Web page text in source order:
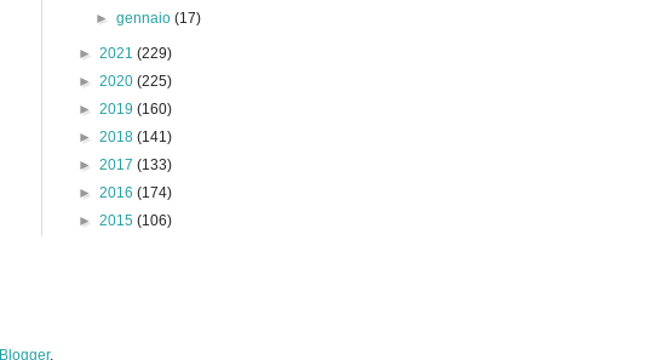
►gennaio(17)
► 2021 (229)
► 2020 (225)
► 2019 (160)
► 2018 (141)
► 2017 (133)
► 2016 (174)
► 2015 (106)
Blogger.